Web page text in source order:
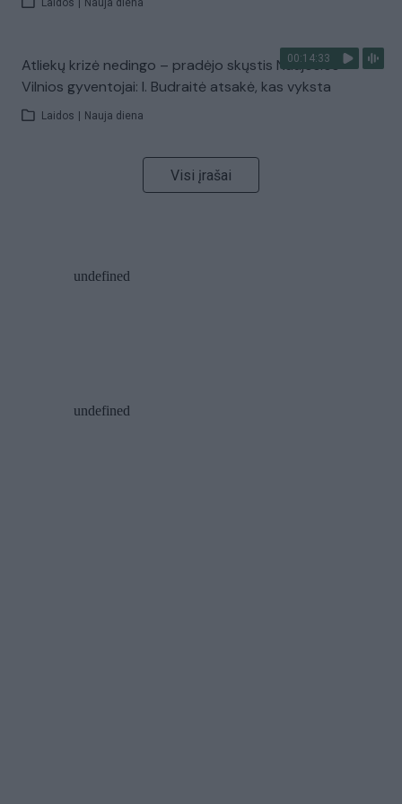
Laidos Nauja diena
00:14:33
Atliekų krizė nedingo – pradėjo skųstis Naujosios
Vilnios gyventojai: I. Budraitė atsakė, kas vyksta
Laidos Nauja diena
Visi įrašai